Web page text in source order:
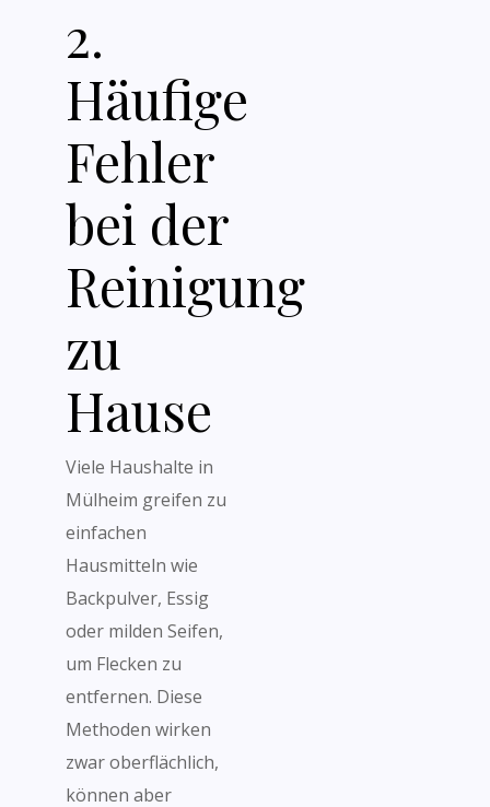
2.
Häufige
Fehler
bei der
Reinigung
zu
Hause
Viele Haushalte in
Mülheim greifen zu
einfachen
Hausmitteln wie
Backpulver, Essig
oder milden Seifen,
um Flecken zu
entfernen. Diese
Methoden wirken
zwar oberflächlich,
können aber